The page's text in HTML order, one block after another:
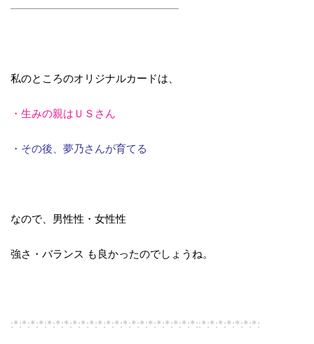
————————————————
私のところのオリジナルカードは、
・生みの親はＵＳさん
・その後、夢乃さんが育てる
なので、男性性・女性性
強さ・バランス も良かったのでしょうね。
:*:*:*:*:*:*:*:*:*:*:*:*:*:*:*:*:*:*:*:*:*:*::*:*:*:*:*:*:*: